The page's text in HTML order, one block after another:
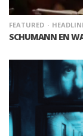
FEATURED
SCHUMANN EN